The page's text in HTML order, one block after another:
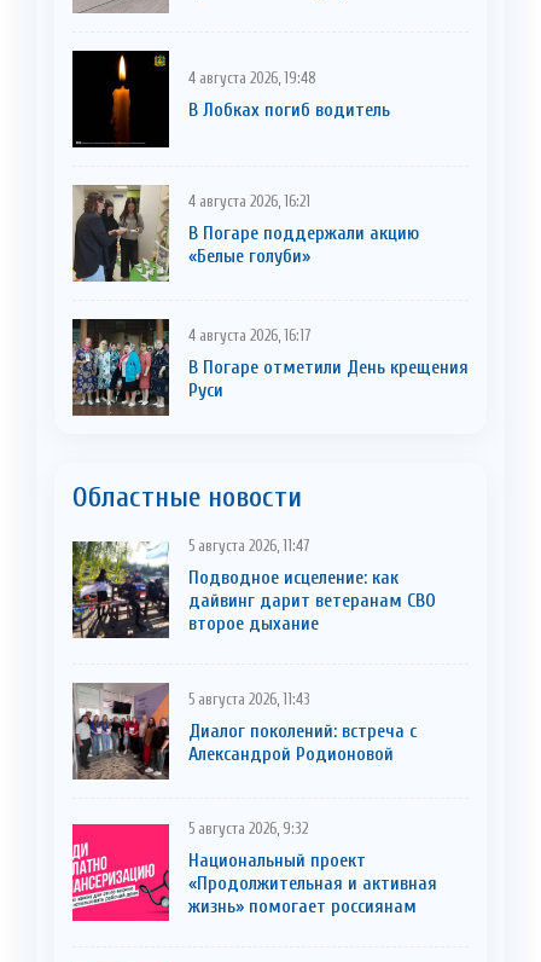
4 августа 2026, 19:48
В Лобках погиб водитель
4 августа 2026, 16:21
В Погаре поддержали акцию
«Белые голуби»
4 августа 2026, 16:17
В Погаре отметили День крещения
Руси
Областные новости
5 августа 2026, 11:47
Подводное исцеление: как
дайвинг дарит ветеранам СВО
второе дыхание
5 августа 2026, 11:43
Диалог поколений: встреча с
Александрой Родионовой
5 августа 2026, 9:32
Национальный проект
«Продолжительная и активная
жизнь» помогает россиянам